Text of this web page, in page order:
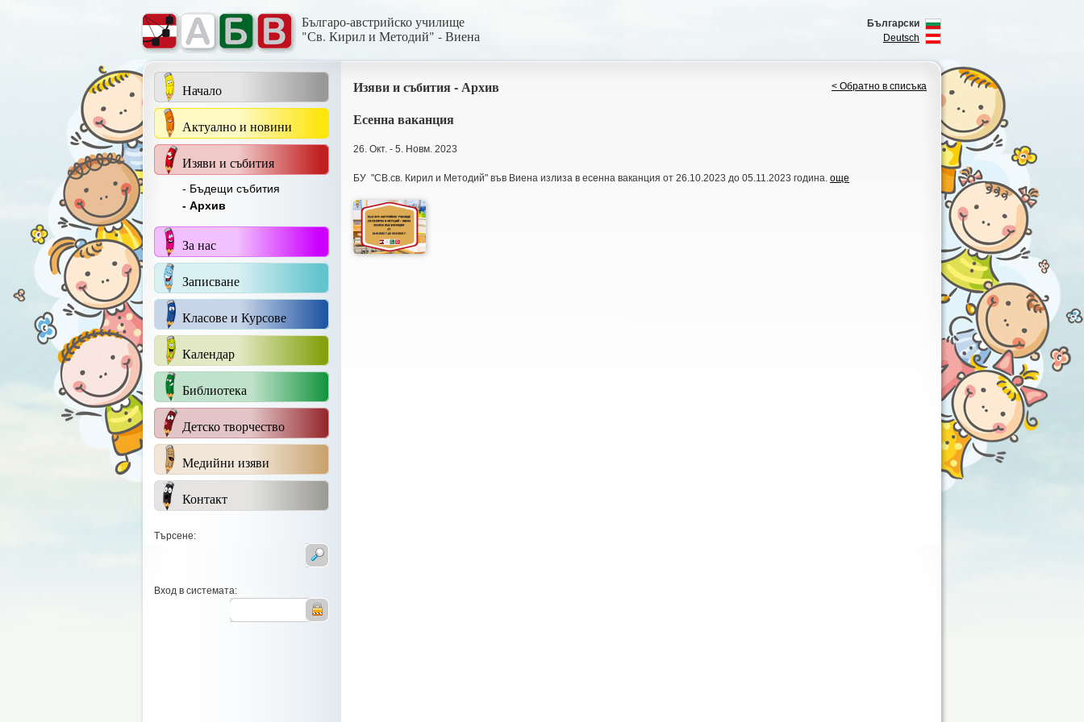
Българо-австрийско училище
"Св. Кирил и Методий" - Виена
Български
Deutsch
Начало
Актуално и новини
Изяви и събития
- Бъдещи събития
- Архив
За нас
Записване
Класове и Курсове
Календар
Библиотека
Детско творчество
Медийни изяви
Контакт
Търсене:
Вход в системата:
< Обратно в списъка
Изяви и събития - Архив
Есенна ваканция
26. Окт. - 5. Новм. 2023
БУ "СВ.св. Кирил и Методий" във Виена излиза в есенна ваканция от 26.10.2023 до 05.11.2023 година. още